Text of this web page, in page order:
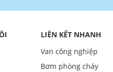
LIÊN KẾT NHANH
Van công nghiệp
Bơm phòng cháy